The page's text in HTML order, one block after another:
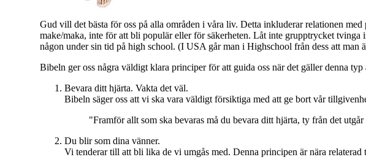
Gud vill det bästa för oss på alla områden i våra liv. Detta inkluderar relationen
make/maka, inte för att bli populär eller för säkerheten. Låt inte grupptrycket
någon under sin tid på high school. (I USA går man i Highschool från dess att
Bibeln ger oss några väldigt klara principer för att guida oss när det gäller denna typ
Bevara ditt hjärta. Vakta det väl.
Bibeln säger oss att vi ska vara väldigt försiktiga med att ge bort vår
"Framför allt som ska bevaras må du bevara ditt hjärta, ty från det
Du blir som dina vänner.
Vi tenderar till att bli lika de vi umgås med. Denna principen är nära